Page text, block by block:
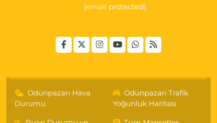
[email protected]
Odunpazarı Hava
Durumu
Odunpazarı Trafik
Yoğunluk Haritası